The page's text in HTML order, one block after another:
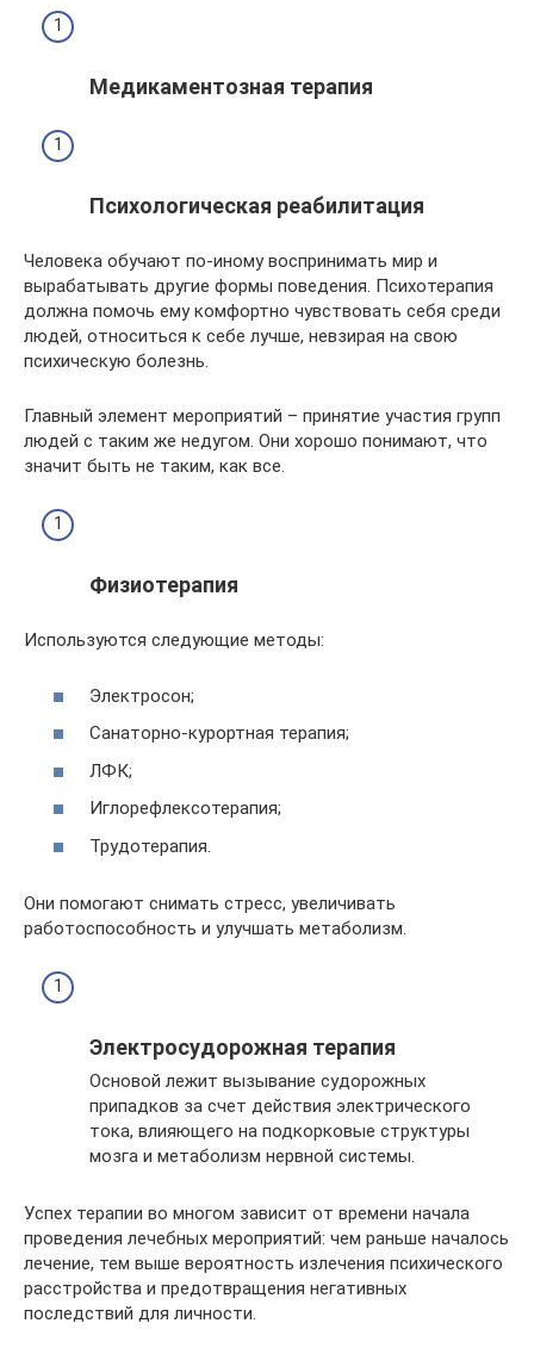
Медикаментозная терапия
Психологическая реабилитация
Человека обучают по-иному воспринимать мир и
вырабатывать другие формы поведения. Психотерапия
должна помочь ему комфортно чувствовать себя среди
людей, относиться к себе лучше, невзирая на свою
психическую болезнь.
Главный элемент мероприятий – принятие участия групп
людей с таким же недугом. Они хорошо понимают, что
значит быть не таким, как все.
Физиотерапия
Используются следующие методы:
Электросон;
Санаторно-курортная терапия;
ЛФК;
Иглорефлексотерапия;
Трудотерапия.
Они помогают снимать стресс, увеличивать
работоспособность и улучшать метаболизм.
Электросудорожная терапия
Основой лежит вызывание судорожных
припадков за счет действия электрического
тока, влияющего на подкорковые структуры
мозга и метаболизм нервной системы.
Успех терапии во многом зависит от времени начала
проведения лечебных мероприятий: чем раньше началось
лечение, тем выше вероятность излечения психического
расстройства и предотвращения негативных
последствий для личности.